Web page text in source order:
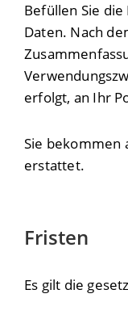
Befüllen Sie
Daten. Nach
erfolgt, an Ihr
Sie bekommen
erstattet.
Fristen
Es gilt die